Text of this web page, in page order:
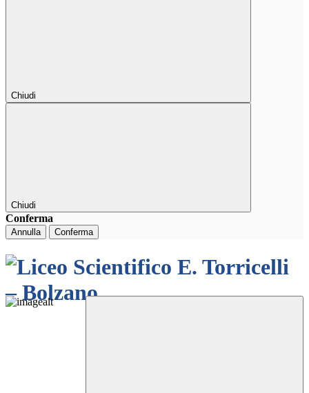
Chiudi
Chiudi
Conferma
Annulla Conferma